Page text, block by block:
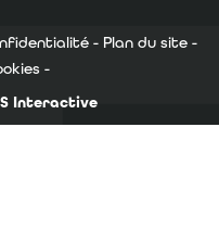
- Plan du site -
-
Interactive
Lesrègles de